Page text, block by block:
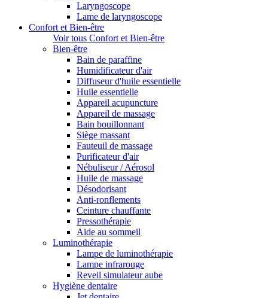
Laryngoscope
Lame de laryngoscope
Confort et Bien-être
Voir tous Confort et Bien-être
Bien-être
Bain de paraffine
Humidificateur d'air
Diffuseur d'huile essentielle
Huile essentielle
Appareil acupuncture
Appareil de massage
Bain bouillonnant
Siège massant
Fauteuil de massage
Purificateur d'air
Nébuliseur / Aérosol
Huile de massage
Désodorisant
Anti-ronflements
Ceinture chauffante
Pressothérapie
Aide au sommeil
Luminothérapie
Lampe de luminothérapie
Lampe infrarouge
Reveil simulateur aube
Hygiène dentaire